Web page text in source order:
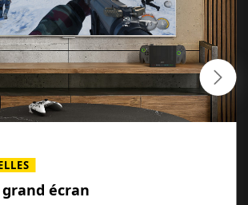
grand écran
de l’appareil portable